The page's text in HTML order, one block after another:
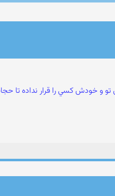
و خودش کسي را قرار نداده تا